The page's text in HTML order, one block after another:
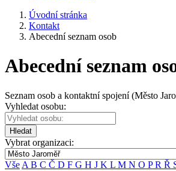
Úvodní stránka
Kontakt
Abecední seznam osob
Abecední seznam
Seznam osob a kontaktní spojení (Město
Vyhledat osobu:
Hledat
Vybrat organizaci:
Vše A B C Č D F G H J K L M N O PR Ř